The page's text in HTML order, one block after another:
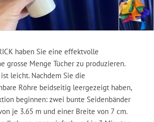
haben Sie eine effektvolle
grosse Menge Tücher zu produzieren.
leicht. Nachdem Sie die
Röhre beidseitig leergezeigt haben,
beginnen: zwei bunte Seidenbänder
je 3.65 m und einer Breite von 7 cm.